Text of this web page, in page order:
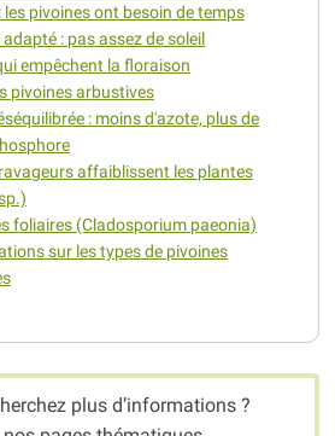
les pivoines ont besoin de temps
: pas assez de soleil
empêchent la floraison
pivoines arbustives
: moins d'azote, plus de
affaiblissent les plantes
foliaires (Cladosporium paeonia)
sur les types de pivoines
plus d’informations ?